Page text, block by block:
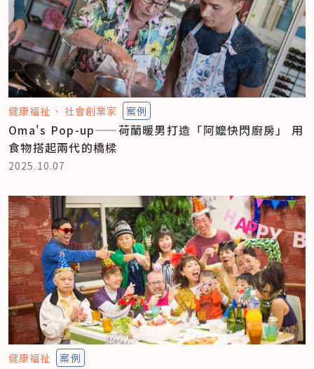
健康福祉 社會創業家 案例
Oma's Pop-up——荷蘭暖男打造「阿嬤快閃廚房」 用
食物搭起兩代的橋樑
2025.10.07
健康福祉 案例